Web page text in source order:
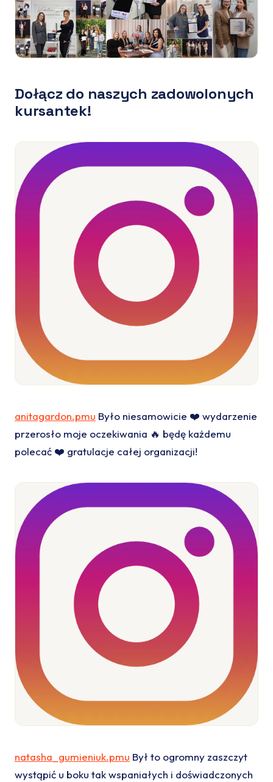
Dołącz do naszych zadowolonych
kursantek!
anitagardon.pmu Było niesamowicie ❤️ wydarzenie
przerosło moje oczekiwania 🔥 będę każdemu
polecać ❤️ gratulacje całej organizacji!
natasha_gumieniuk.pmu Był to ogromny zaszczyt
wystąpić u boku tak wspaniałych i doświadczonych